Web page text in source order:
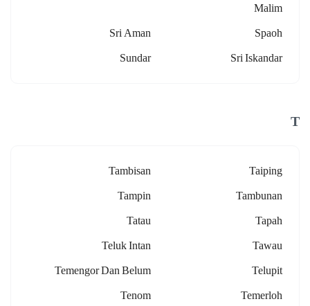
Malim
Spaoh
Sri Aman
Sri Iskandar
Sundar
T
Taiping
Tambisan
Tambunan
Tampin
Tapah
Tatau
Tawau
Teluk Intan
Telupit
Temengor Dan Belum
Temerloh
Tenom